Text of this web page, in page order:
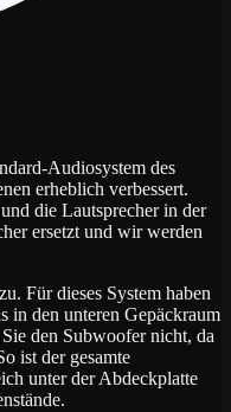
Audiosystem des
erheblich verbessert.
die Lautsprecher in der
ersetzt und wir werden
Für dieses System haben
in den unteren Gepäckraum
den Subwoofer nicht, da
ist der gesamte
unter der Abdeckplatte